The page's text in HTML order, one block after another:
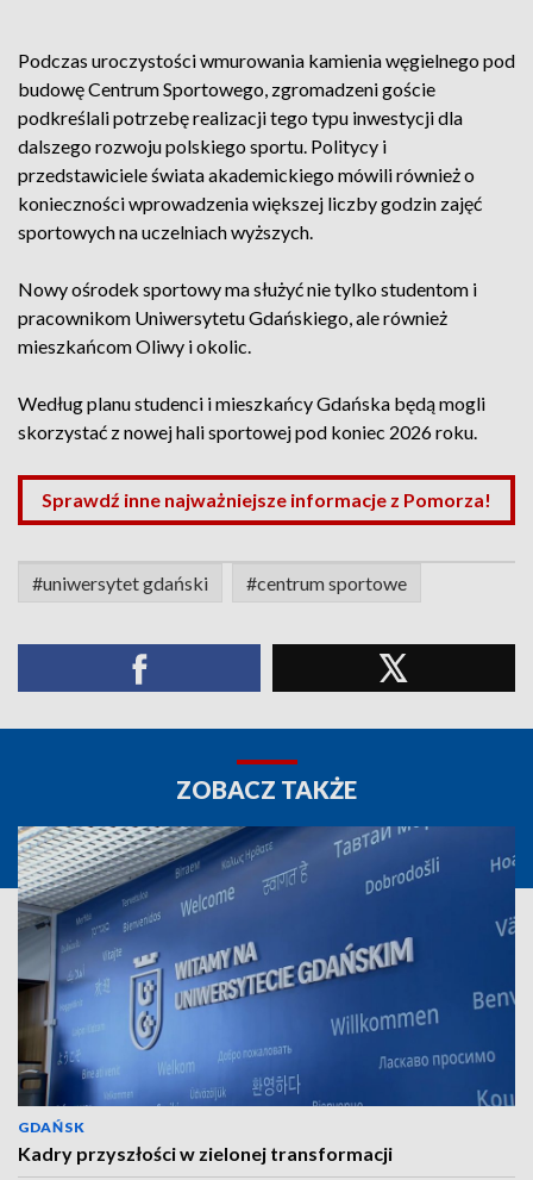
Podczas uroczystości wmurowania kamienia węgielnego pod
budowę Centrum Sportowego, zgromadzeni goście
podkreślali potrzebę realizacji tego typu inwestycji dla
dalszego rozwoju polskiego sportu. Politycy i
przedstawiciele świata akademickiego mówili również o
konieczności wprowadzenia większej liczby godzin zajęć
sportowych na uczelniach wyższych.
Nowy ośrodek sportowy ma służyć nie tylko studentom i
pracownikom Uniwersytetu Gdańskiego, ale również
mieszkańcom Oliwy i okolic.
Według planu studenci i mieszkańcy Gdańska będą mogli
skorzystać z nowej hali sportowej pod koniec 2026 roku.
Sprawdź inne najważniejsze informacje z Pomorza!
#uniwersytet gdański #centrum sportowe
ZOBACZ TAKŻE
GDAŃSK
Kadry przyszłości w zielonej transformacji